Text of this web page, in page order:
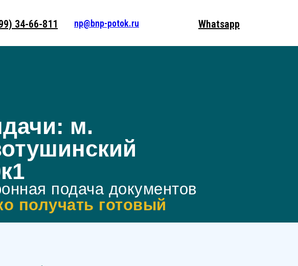
34-66-811 Whatsapp
np@bnp-potok.ru
м.
подача документов
получать готовый